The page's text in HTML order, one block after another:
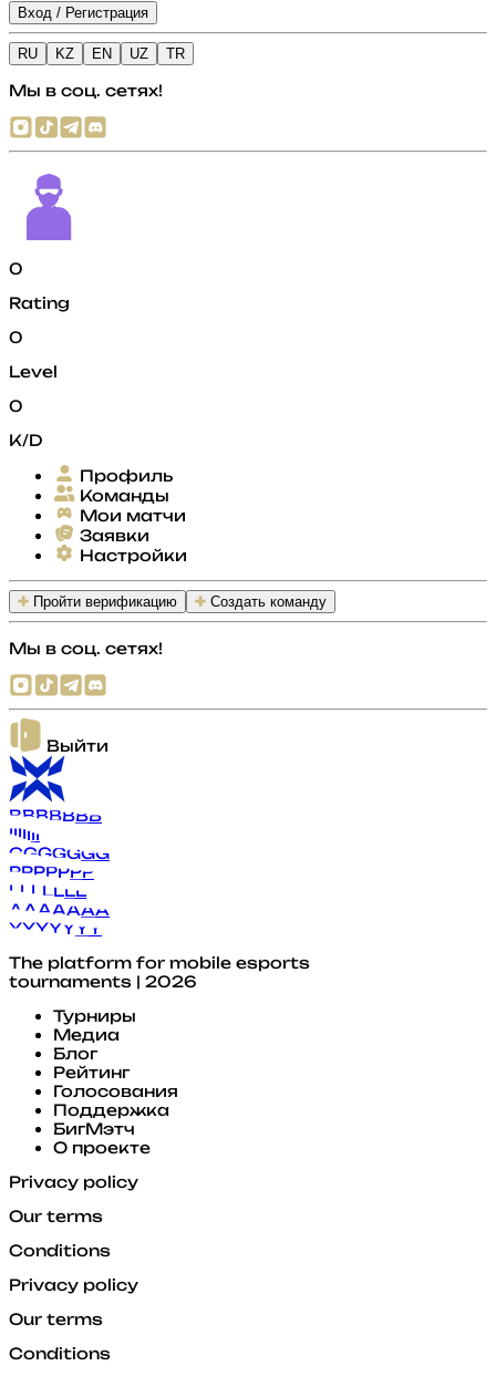
Вход / Регистрация
RU KZ EN UZ TR
Мы в соц. сетях!
0
Rating
0
Level
0
K/D
Профиль
Команды
Мои матчи
Заявки
Настройки
Пройти верификацию Создать команду
Мы в соц. сетях!
Выйти
BBBBBBB
IIIIIII
GGGGGGG
PPPPPPP
L L L LLLL
A AAAAAA
YYYYY Y Y
The platform for mobile esports
tournaments | 2026
Турниры
Медиа
Блог
Рейтинг
Голосования
Поддержка
БигМэтч
О проекте
Privacy policy
Our terms
Conditions
Privacy policy
Our terms
Conditions